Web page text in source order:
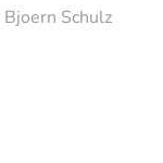
Bjoern Schulz